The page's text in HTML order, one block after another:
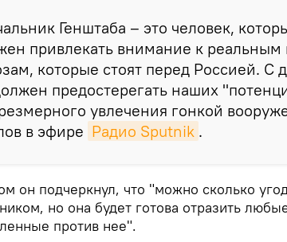
Генштаба – это человек,
привлекать внимание к
которые стоят перед Россией. С
предостерегать наших
увлечения гонкой
в эфире Радио Sputnik .
он подчеркнул, что "можно сколько
но она будет готова отразить
против нее".